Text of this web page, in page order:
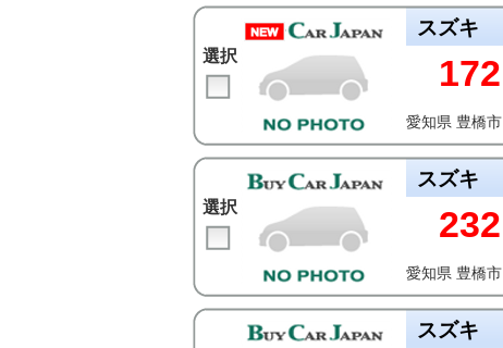
選択
スズキ
172
愛知県 豊橋市
選択
スズキ
232
愛知県 豊橋市
スズキ